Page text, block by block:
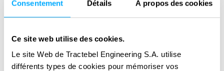
Consentement Détails À propos des cookies
Ce site web utilise des cookies.
Le site Web de Tractebel Engineering S.A. utilise
différents types de cookies pour mémoriser vos
de réservoirs en matière de sécurité face aux
crues, d’utilisation de l’eau et de respect des
exigences environnementales